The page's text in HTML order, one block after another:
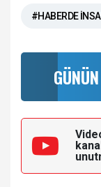
#HABERDE